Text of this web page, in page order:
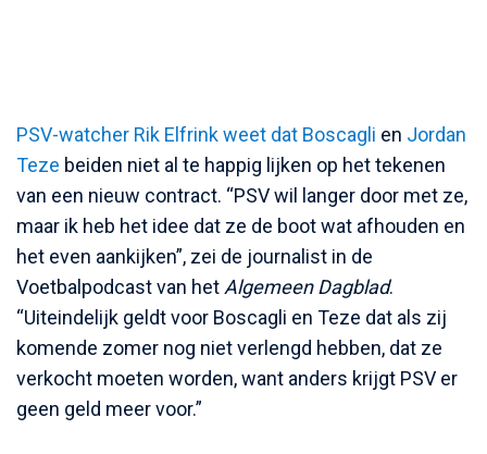
PSV-watcher Rik Elfrink weet dat Boscagli en Jordan
Teze beiden niet al te happig lijken op het tekenen
van een nieuw contract. “PSV wil langer door met ze,
maar ik heb het idee dat ze de boot wat afhouden en
het even aankijken”, zei de journalist in de
Voetbalpodcast van het Algemeen Dagblad.
“Uiteindelijk geldt voor Boscagli en Teze dat als zij
komende zomer nog niet verlengd hebben, dat ze
verkocht moeten worden, want anders krijgt PSV er
geen geld meer voor.”